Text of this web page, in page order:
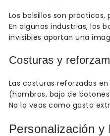
Los bolsillos son
En algunas industrias, los
invisibles aportan una
Costuras y
Las costuras reforzadas
(hombros, bajo de
No lo veas como gasto
Personalización y